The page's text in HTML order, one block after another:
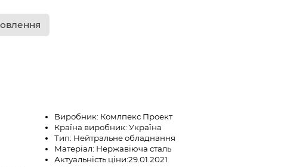
Виробник: Комлпекс Проект
Країна виробник: Україна
Тип: Нейтральне обладнання
Матеріал: Нержавіюча сталь
Актуальність ціни:29.01.2021